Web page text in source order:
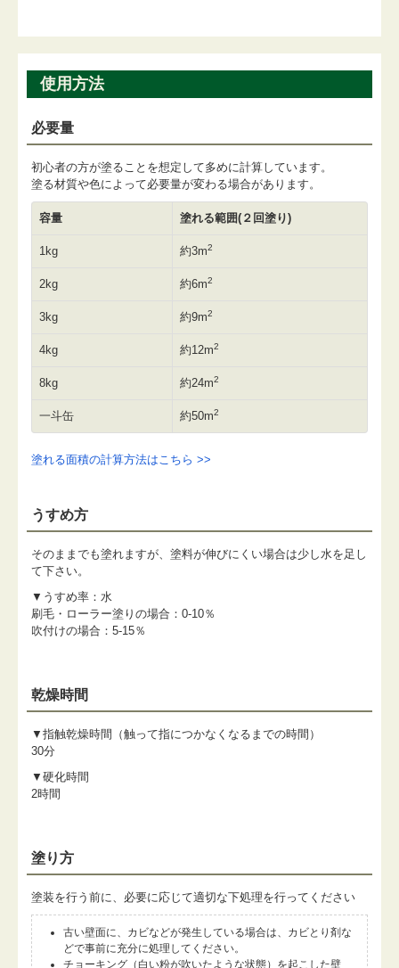
使用方法
必要量
初心者の方が塗ることを想定して多めに計算しています。
塗る材質や色によって必要量が変わる場合があります。
容量 塗れる範囲(２回塗り)
1kg 約3m2
2kg 約6m2
3kg 約9m2
4kg 約12m2
8kg 約24m2
一斗缶 約50m2
塗れる面積の計算方法はこちら >>
うすめ方
そのままでも塗れますが、塗料が伸びにくい場合は少し水を足し
て下さい。
▼うすめ率：水
刷毛・ローラー塗りの場合：0-10％
吹付けの場合：5-15％
乾燥時間
▼指触乾燥時間（触って指につかなくなるまでの時間）
30分
▼硬化時間
2時間
塗り方
塗装を行う前に、必要に応じて適切な下処理を行ってください
古い壁面に、カビなどが発生している場合は、カビとり剤な
どで事前に充分に処理してください。
チョーキング（白い粉が吹いたような状態）を起こした壁